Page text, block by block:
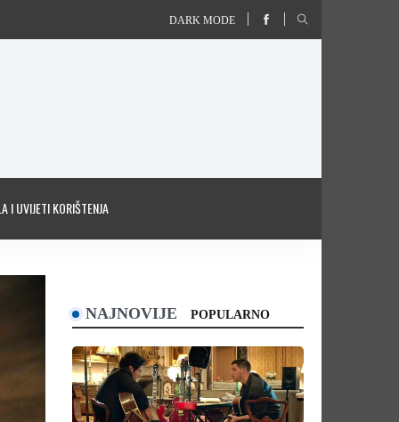
DARK MODE
I UVIJETI KORIŠTENJA
NAJNOVIJE POPULARNO